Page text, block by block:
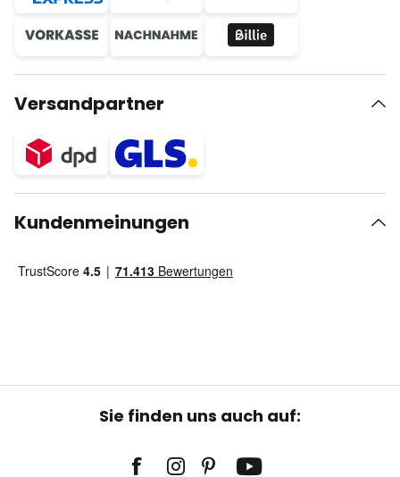
Versandpartner
Kundenmeinungen
Sie finden uns auch auf: